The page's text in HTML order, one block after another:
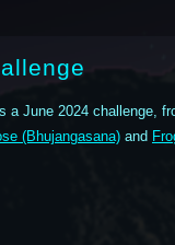
a June 2024 challenge,
(Bhujangasana) and